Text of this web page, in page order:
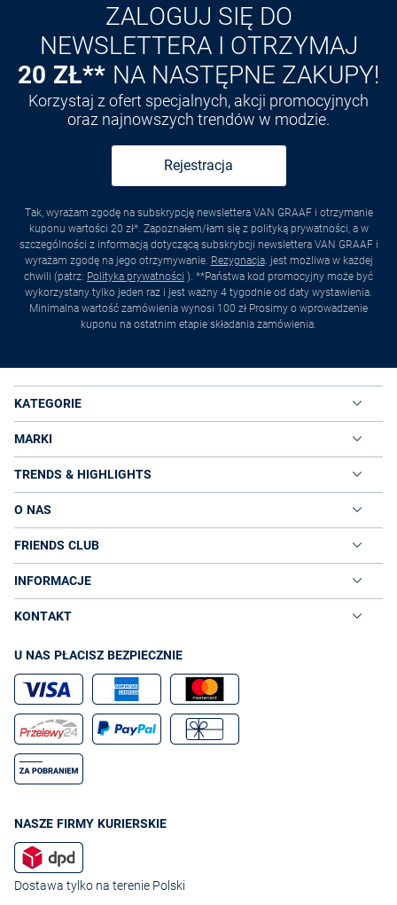
ZALOGUJ SIĘ DO
NEWSLETTERA I OTRZYMAJ
20 ZŁ** NA NASTĘPNE ZAKUPY!
Korzystaj z ofert specjalnych, akcji promocyjnych
oraz najnowszych trendów w modzie.
Rejestracja
Tak, wyrażam zgodę na subskrypcję newslettera VAN GRAAF i otrzymanie
kuponu wartości 20 zł*. Zapoznałem/łam się z polityką prywatności, a w
szczególności z informacją dotyczącą subskrybcji newslettera VAN GRAAF i
wyrażam zgodę na jego otrzymywanie. Rezygnacja. jest możliwa w każdej
chwili (patrz: Polityka prywatności ). **Państwa kod promocyjny może być
wykorzystany tylko jeden raz i jest ważny 4 tygodnie od daty wystawienia.
Minimalna wartość zamówienia wynosi 100 zł Prosimy o wprowadzenie
kuponu na ostatnim etapie składania zamówienia.
KATEGORIE
MARKI
TRENDS & HIGHLIGHTS
O NAS
FRIENDS CLUB
INFORMACJE
KONTAKT
U NAS PŁACISZ BEZPIECZNIE
NASZE FIRMY KURIERSKIE
Dostawa tylko na terenie Polski